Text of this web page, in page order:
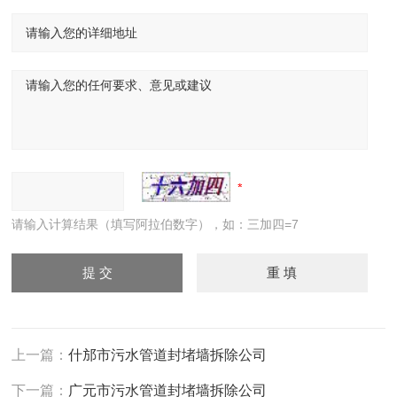
请输入计算结果（填写阿拉伯数字），如：三加四=7
上一篇：什邡市污水管道封堵墙拆除公司
下一篇： 广元市污水管道封堵墙拆除公司